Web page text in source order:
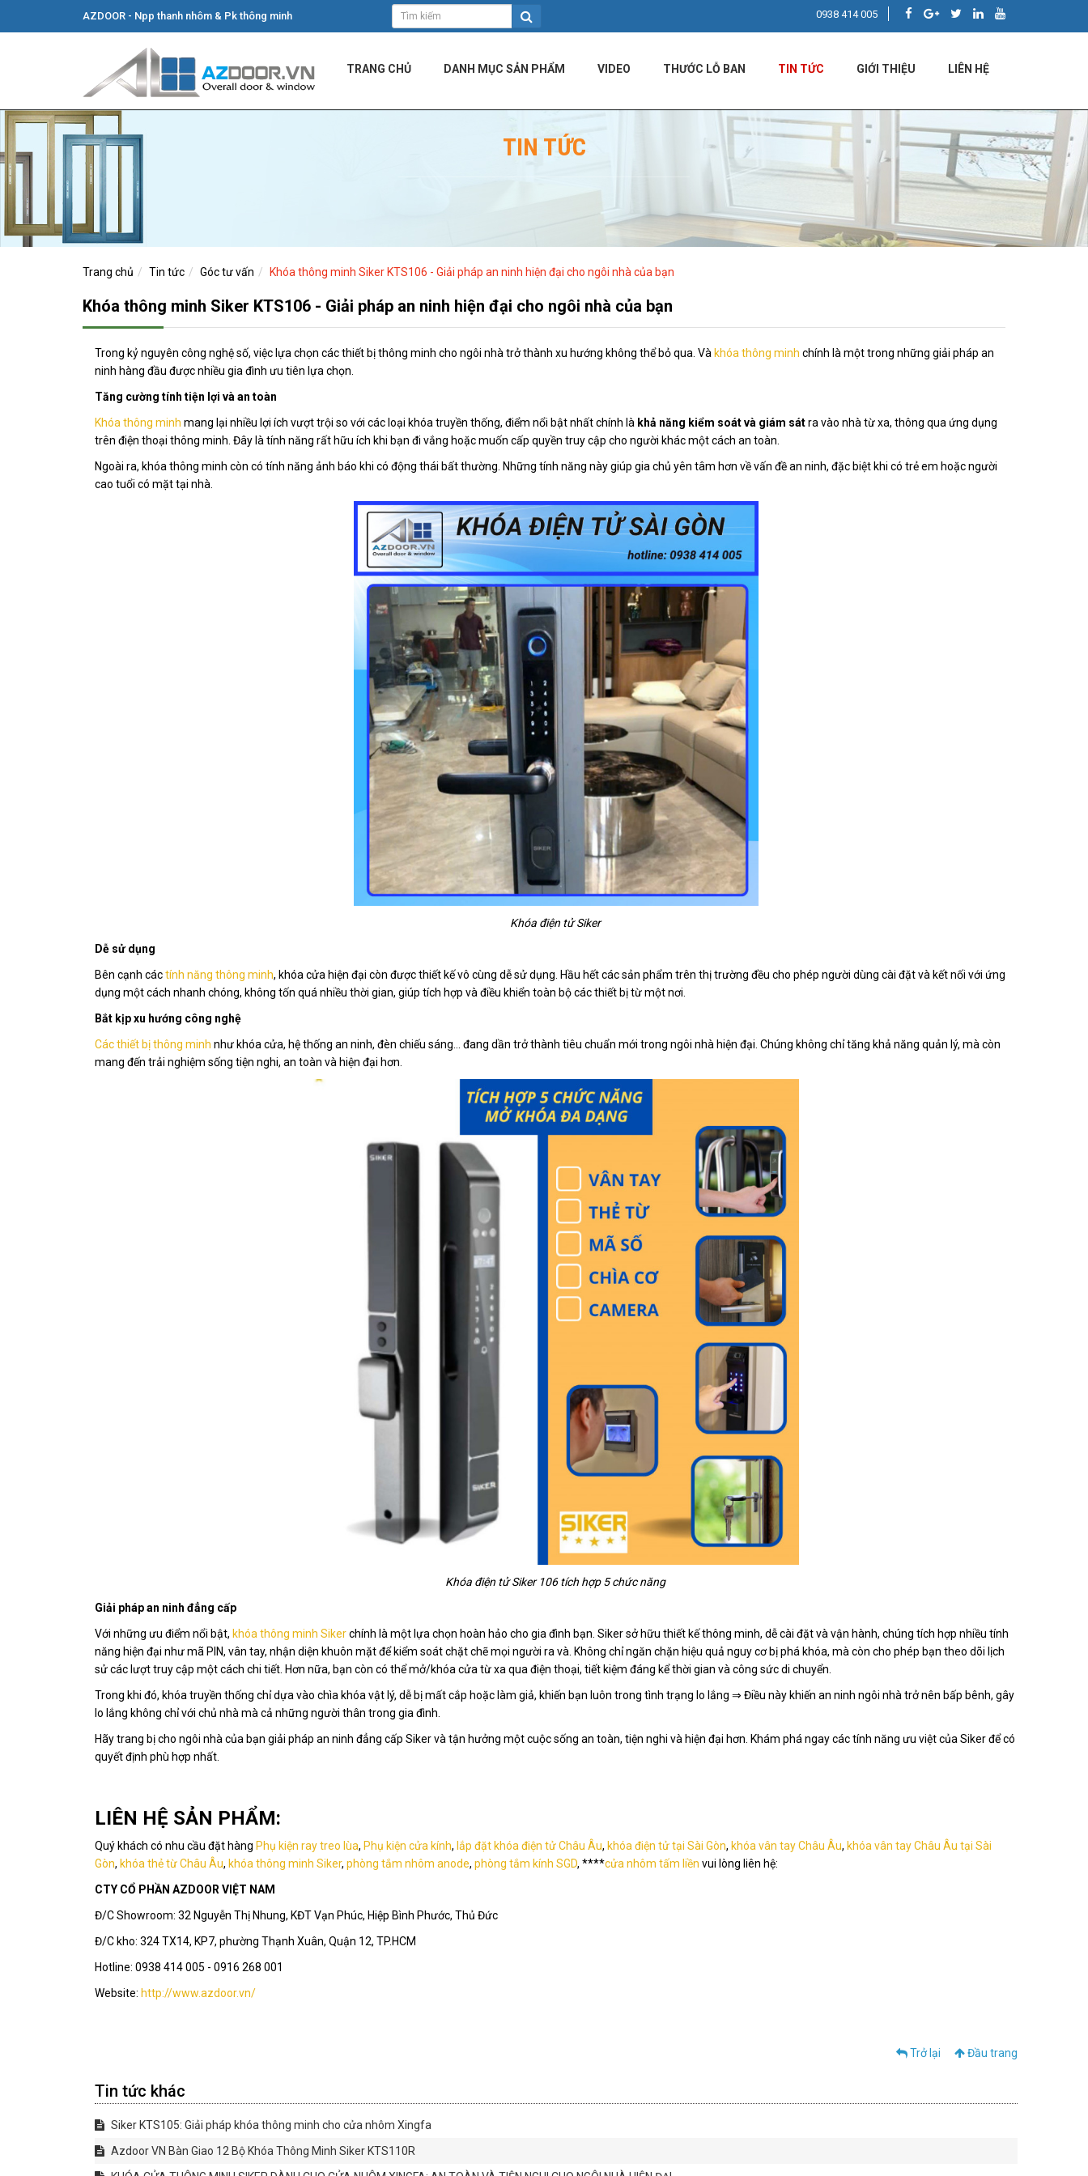
AZDOOR - Npp thanh nhôm & Pk thông minh 0938 414 005
TRANG CHỦ DANH MỤC SẢN PHẨM VIDEO THƯỚC LỖ BAN TIN TỨC GIỚI THIỆU LIÊN HỆ
TIN TỨC
Trang chủ Tin tức Góc tư vấn Khóa thông minh Siker KTS106 - Giải pháp an ninh hiện đại cho ngôi nhà của bạn
Khóa thông minh Siker KTS106 - Giải pháp an ninh hiện đại cho ngôi nhà của bạn
Trong kỷ nguyên công nghệ số, việc lựa chọn các thiết bị thông minh cho ngôi nhà trở thành xu hướng không thể bỏ qua. Và khóa thông minh chính là một trong những giải pháp an
ninh hàng đầu được nhiều gia đình ưu tiên lựa chọn.
Tăng cường tính tiện lợi và an toàn
Khóa thông minh mang lại nhiều lợi ích vượt trội so với các loại khóa truyền thống, điểm nổi bật nhất chính là khả năng kiểm soát và giám sátra vào nhà từ xa, thông qua ứng dụng
trên điện thoại thông minh. Đây là tính năng rất hữu ích khi bạn đi vắng hoặc muốn cấp quyền truy cập cho người khác một cách an toàn.
Ngoài ra, khóa thông minh còn có tính năng ảnh báo khi có động thái bất thường. Những tính năng này giúp gia chủ yên tâm hơn về vấn đề an ninh, đặc biệt khi có trẻ em hoặc người
cao tuổi có mặt tại nhà.
Khóa điện tử Siker
Dễ sử dụng
Bên cạnh cáctính năng thông minh, khóa cửa hiện đại còn được thiết kế vô cùng dễ sử dụng. Hầu hết các sản phẩm trên thị trường đều cho phép người dùng cài đặt và kết nối với ứng
dụng một cách nhanh chóng, không tốn quá nhiều thời gian, giúp tích hợp và điều khiển toàn bộ các thiết bị từ một nơi.
Bắt kịp xu hướng công nghệ
Các thiết bị thông minh như khóa cửa, hệ thống an ninh, đèn chiếu sáng... đang dần trở thành tiêu chuẩn mới trong ngôi nhà hiện đại. Chúng không chỉ tăng khả năng quản lý, mà còn
mang đến trải nghiệm sống tiện nghi, an toàn và hiện đại hơn.
Khóa điện tử Siker 106 tích hợp 5 chức năng
Giải pháp an ninh đẳng cấp
Với những ưu điểm nổi bật, khóa thông minh Sikerchính là một lựa chọn hoàn hảo cho gia đình bạn. Siker sở hữu thiết kế thông minh, dễ cài đặt và vận hành, chúng tích hợp nhiều tính
năng hiện đại như mã PIN, vân tay, nhận diện khuôn mặt để kiểm soát chặt chẽ mọi người ra và. Không chỉ ngăn chặn hiệu quả nguy cơ bị phá khóa, mà còn cho phép bạn theo dõi lịch
sử các lượt truy cập một cách chi tiết. Hơn nữa, bạn còn có thể mở/khóa cửa từ xa qua điện thoại, tiết kiệm đáng kể thời gian và công sức di chuyển.
Trong khi đó, khóa truyền thống chỉ dựa vào chìa khóa vật lý, dễ bị mất cắp hoặc làm giả, khiến bạn luôn trong tình trạng lo lắng ⇒ Điều này khiến an ninh ngôi nhà trở nên bấp bênh, gây
lo lắng không chỉ với chủ nhà mà cả những người thân trong gia đình.
Hãy trang bị cho ngôi nhà của bạn giải pháp an ninh đẳng cấp Siker và tận hưởng một cuộc sống an toàn, tiện nghi và hiện đại hơn. Khám phá ngay các tính năng ưu việt của Siker để có
quyết định phù hợp nhất.
LIÊN HỆ SẢN PHẨM:
Quý khách có nhu cầu đặt hàng Phụ kiện ray treo lùa, Phụ kiện cửa kính, lắp đặt khóa điện tử Châu Âu, khóa điện tử tại Sài Gòn, khóa vân tay Châu Âu, khóa vân tay Châu Âu tại Sài
Gòn, khóa thẻ từ Châu Âu, khóa thông minh Siker, phòng tắm nhôm anode, phòng tắm kính SGD, ****cửa nhôm tấm liền vui lòng liên hệ:
CTY CỔ PHẦN AZDOOR VIỆT NAM
Đ/C Showroom: 32 Nguyễn Thị Nhung, KĐT Vạn Phúc, Hiệp Bình Phước, Thủ Đức
Đ/C kho: 324 TX14, KP7, phường Thạnh Xuân, Quận 12, TP.HCM
Hotline: 0938 414 005 - 0916 268 001
Website: http://www.azdoor.vn/
Trở lại Đầu trang
Tin tức khác
Siker KTS105: Giải pháp khóa thông minh cho cửa nhôm Xingfa
Azdoor VN Bàn Giao 12 Bộ Khóa Thông Minh Siker KTS110R